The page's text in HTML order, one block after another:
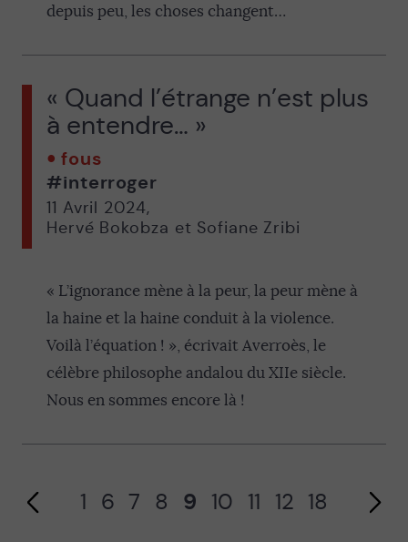
depuis peu, les choses changent…
« Quand l’étrange n’est plus
à entendre… »
fous
#interroger
11 Avril 2024,
Hervé Bokobza et Sofiane Zribi
« L’ignorance mène à la peur, la peur mène à
la haine et la haine conduit à la violence.
Voilà l’équation ! », écrivait Averroès, le
célèbre philosophe andalou du XIIe siècle.
Nous en sommes encore là !
Page précédente
1 6 7 8 9 10 11 12 18